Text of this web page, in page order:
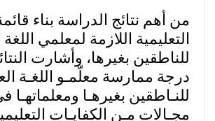
من أهم نتائج الدراسة بناء
التعليمية اللازمة لمعلمي اللغة
للناطقين بغيرها، وأشارت
درجة ممارسة معلّمـو اللغـة
للنـاطقين بغيرهـا ومعلماتهـا
مجـالات مـن الكفايـات